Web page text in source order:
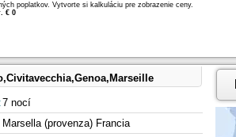
poplatkov. Vytvorte si kalkuláciu pre zobrazenie ceny.
€ 0
7 nocí
Marsella (provenza) Francia